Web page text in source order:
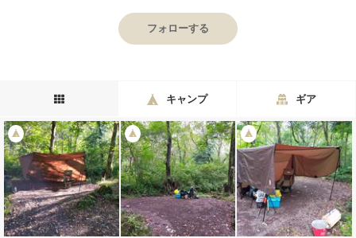
フォローする
キャンプ ギア